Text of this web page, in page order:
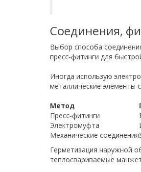
Соединения,
Выбор способа
пресс‑фитинги для
Иногда использую
металлические элементы
Метод
Пресс‑фитинги
Электромуфта
Механические соединения
Герметизация наружной
теплосвариваемые